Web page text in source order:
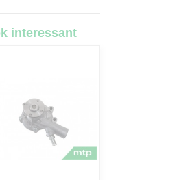
interessant